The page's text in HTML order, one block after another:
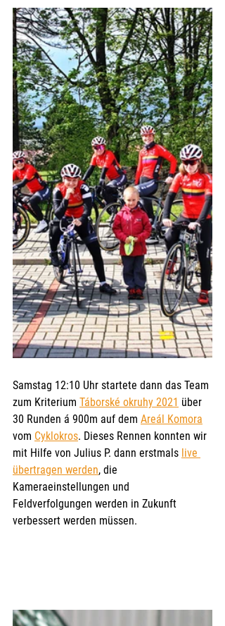
Samstag 12:10 Uhr startete dann das Team
zum Kriterium Táborské okruhy 2021 über
30 Runden á 900m auf dem Areál Komora
vom Cyklokros. Dieses Rennen konnten wir
mit Hilfe von Julius P. dann erstmals live
übertragen werden, die
Kameraeinstellungen und
Feldverfolgungen werden in Zukunft
verbessert werden müssen.